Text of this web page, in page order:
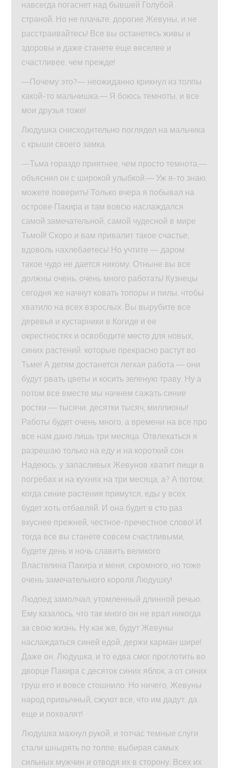
навсегда погаснет над бывшей Голубой
страной. Но не плачьте, дорогие Жевуны, и не
расстраивайтесь! Все вы останетесь живы и
здоровы и даже станете еще веселее и
счастливее, чем прежде!
—Почему это?— неожиданно крикнул из толпы
какой-то мальчишка.— Я боюсь темноты, и все
мои друзья тоже!
Людушка снисходительно поглядел на мальчика
с крыши своего замка.
—Тьма гораздо приятнее, чем просто темнота,—
объяснил он с широкой улыбкой.— Уж я-то знаю,
можете поверить! Только вчера я побывал на
острове Пакира и там вовсю наслаждался
самой замечательной, самой чудесной в мире
Тьмой! Скоро и вам привалит такое счастье,
вдоволь нахлебаетесь! Но учтите — даром
такое чудо не дается никому. Отныне вы все
должны очень, очень много работать! Кузнецы
сегодня же начнут ковать топоры и пилы, чтобы
хватило на всех взрослых. Вы вырубите все
деревья и кустарники в Когиде и ее
окрестностях и освободите место для новых,
синих растений, которые прекрасно растут во
Тьме! А детям достанется легкая работа — они
будут рвать цветы и косить зеленую траву. Ну а
потом все вместе мы начнем сажать синие
ростки — тысячи, десятки тысяч, миллионы!
Работы будет очень много, а времени на все про
все нам дано лишь три месяца. Отвлекаться я
разрешаю только на еду и на короткий сон.
Надеюсь, у запасливых Жевунов хватит пищи в
погребах и на кухнях на три месяца, а? А потом,
когда синие растения примутся, еды у всех
будет хоть отбавляй. И она будет в сто раз
вкуснее прежней, честное-пречестное слово! И
тогда все вы станете совсем счастливыми,
будете день и ночь славить великого
Властелина Пакира и меня, скромного, но тоже
очень замечательного короля Людушку!
Людоед замолчал, утомленный длинной речью.
Ему казалось, что так много он не врал никогда
за свою жизнь. Ну как же, будут Жевуны
наслаждаться синей едой, держи карман шире!
Даже он, Людушка, и то едва смог проглотить во
дворце Пакира с десяток синих яблок, а от синих
груш его и вовсе стошнило. Но ничего, Жевуны
народ привычный, сжуют все, что им дадут, да
еще и похвалят!
Людушка махнул рукой, и тотчас темные слуги
стали шнырять по толпе, выбирая самых
сильных мужчин и отводя их в сторону. Всех их